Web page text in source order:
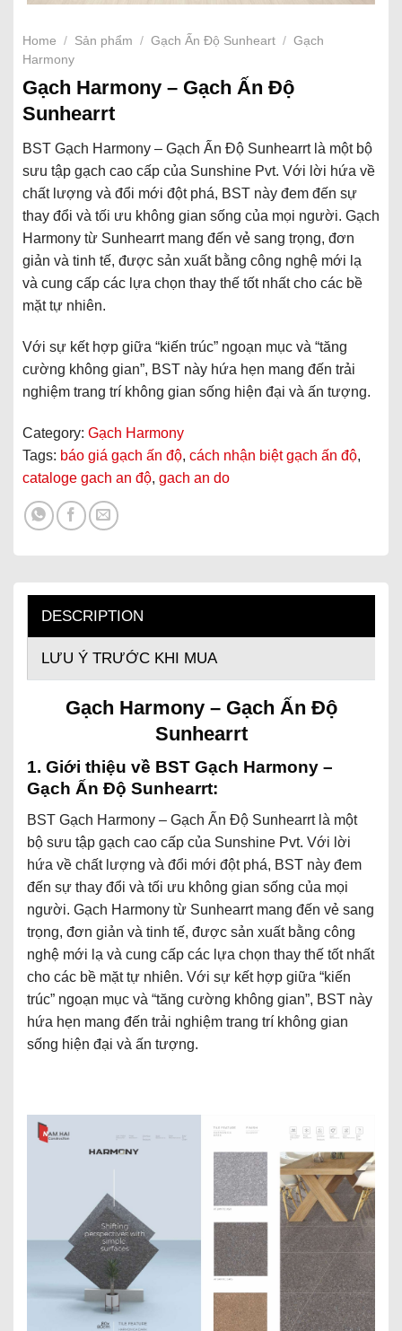
Home / Sản phẩm / Gạch Ấn Độ Sunheart / Gạch
Harmony
Gạch Harmony – Gạch Ấn Độ
Sunhearrt
BST Gạch Harmony – Gạch Ấn Độ Sunhearrt là một bộ
sưu tập gạch cao cấp của Sunshine Pvt. Với lời hứa về
chất lượng và đổi mới đột phá, BST này đem đến sự
thay đổi và tối ưu không gian sống của mọi người. Gạch
Harmony từ Sunhearrt mang đến vẻ sang trọng, đơn
giản và tinh tế, được sản xuất bằng công nghệ mới lạ
và cung cấp các lựa chọn thay thế tốt nhất cho các bề
mặt tự nhiên.
Với sự kết hợp giữa “kiến trúc” ngoạn mục và “tăng
cường không gian”, BST này hứa hẹn mang đến trải
nghiệm trang trí không gian sống hiện đại và ấn tượng.
Category: Gạch Harmony
Tags: báo giá gạch ấn độ, cách nhận biệt gạch ấn độ,
cataloge gach an độ, gach an do
DESCRIPTION
LƯU Ý TRƯỚC KHI MUA
Gạch Harmony – Gạch Ấn Độ
Sunhearrt
1. Giới thiệu về BST Gạch Harmony –
Gạch Ấn Độ Sunhearrt:
BST Gạch Harmony – Gạch Ấn Độ Sunhearrt là một
bộ sưu tập gạch cao cấp của Sunshine Pvt. Với lời
hứa về chất lượng và đổi mới đột phá, BST này đem
đến sự thay đổi và tối ưu không gian sống của mọi
người. Gạch Harmony từ Sunhearrt mang đến vẻ sang
trọng, đơn giản và tinh tế, được sản xuất bằng công
nghệ mới lạ và cung cấp các lựa chọn thay thế tốt nhất
cho các bề mặt tự nhiên. Với sự kết hợp giữa “kiến
trúc” ngoạn mục và “tăng cường không gian”, BST này
hứa hẹn mang đến trải nghiệm trang trí không gian
sống hiện đại và ấn tượng.